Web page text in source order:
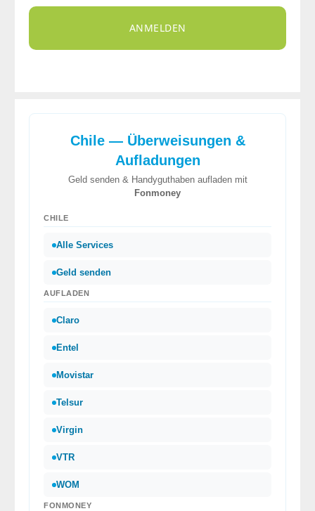
ANMELDEN
Chile — Überweisungen &
Aufladungen
Geld senden & Handyguthaben aufladen mit
Fonmoney
CHILE
Alle Services
Geld senden
AUFLADEN
Claro
Entel
Movistar
Telsur
Virgin
VTR
WOM
FONMONEY